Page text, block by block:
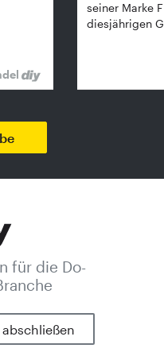
seiner Marke
diesjährigen
für die Do-